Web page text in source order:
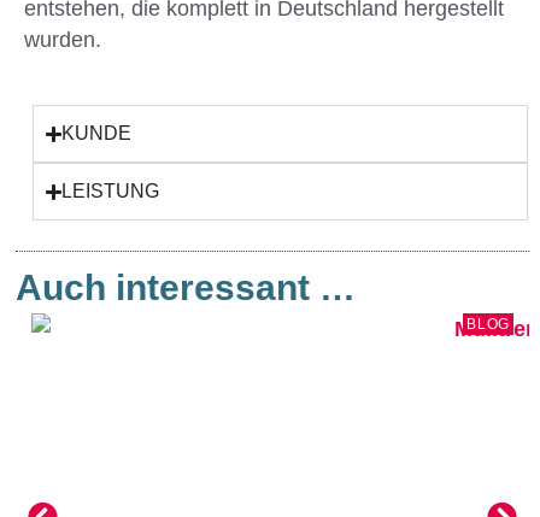
entstehen, die komplett in Deutschland hergestellt
wurden.
KUNDE
LEISTUNG
Auch interessant …
BLOG